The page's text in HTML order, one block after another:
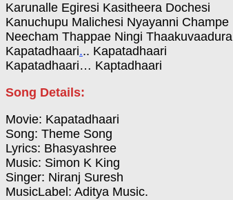
Karunalle Egiresi Kasitheera Dochesi
Kanuchupu Malichesi Nyayanni Champe
Neecham Thappae Ningi Thaakuvaadura
Kapatadhaari... Kapatadhaari
Kapatadhaari… Kaptadhaari
Song Details:
Movie: Kapatadhaari
Song: Theme Song
Lyrics: Bhasyashree
Music: Simon K King
Singer: Niranj Suresh
MusicLabel: Aditya Music.